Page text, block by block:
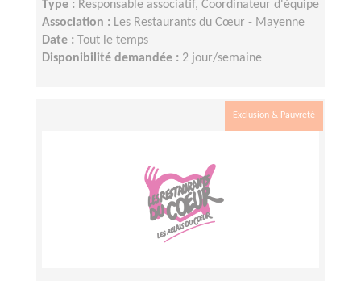
Type : Responsable associatif, Coordinateur d'équipe
Association : Les Restaurants du Cœur - Mayenne
Date :
Tout le temps
Disponibilité demandée : 2 jour/semaine
Exclusion & Pauvreté